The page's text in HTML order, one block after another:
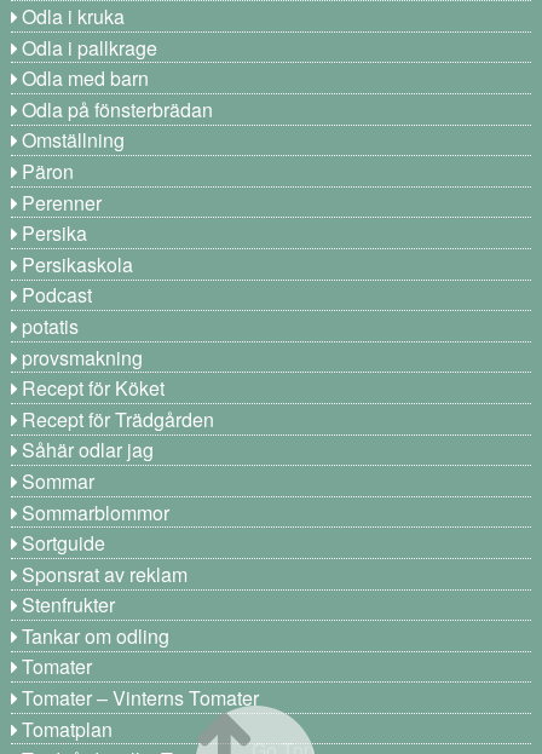
Odla i kruka
Odla i pallkrage
Odla med barn
Odla på fönsterbrädan
Omställning
Päron
Perenner
Persika
Persikaskola
Podcast
potatis
provsmakning
Recept för Köket
Recept för Trädgården
Såhär odlar jag
Sommar
Sommarblommor
Sortguide
Sponsrat av reklam
Stenfrukter
Tankar om odling
Tomater
Tomater – Vinterns Tomater
Tomatplan